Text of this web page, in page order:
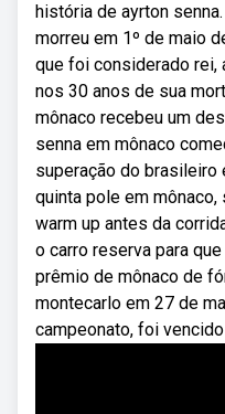
história de ayrton
morreu em 1º de maio
que foi considerado rei,
nos 30 anos de sua
mônaco recebeu um
senna em mônaco
superação do brasileiro
quinta pole em
warm up antes da
o carro reserva para
prêmio de mônaco de
montecarlo em 27 de
campeonato, foi